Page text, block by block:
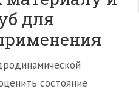
для
состояние